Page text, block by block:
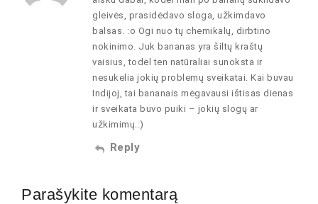
gleivės, prasidėdavo sloga, užkimdavo
balsas. :o Ogi nuo tų chemikalų, dirbtino
nokinimo. Juk bananas yra šiltų kraštų
vaisius, todėl ten natūraliai sunoksta ir
nesukelia jokių problemų sveikatai. Kai buvau
Indijoj, tai bananais mėgavausi ištisas dienas
ir sveikata buvo puiki – jokių slogų ar
užkimimų.:)
Reply
Parašykite komentarą